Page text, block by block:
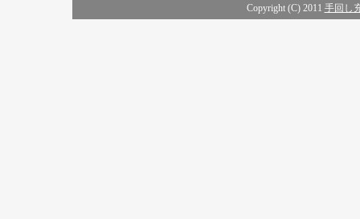
Copyright (C) 2011 手回し